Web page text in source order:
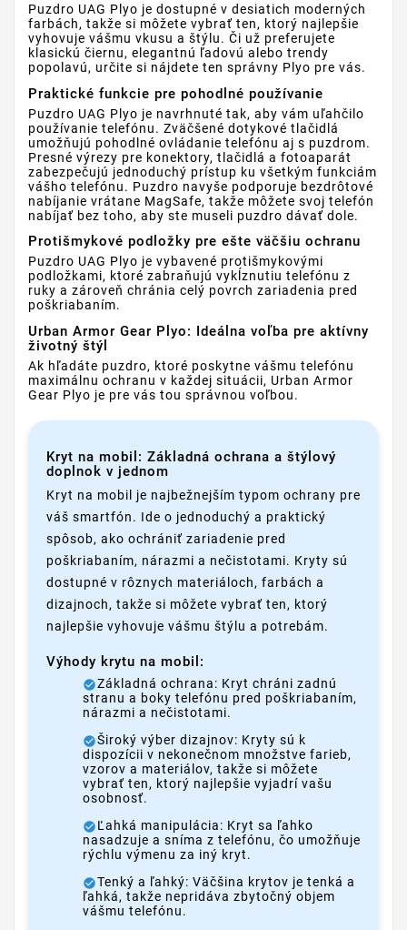
Puzdro UAG Plyo je dostupné v desiatich moderných
farbách, takže si môžete vybrať ten, ktorý najlepšie
vyhovuje vášmu vkusu a štýlu. Či už preferujete
klasickú čiernu, elegantnú ľadovú alebo trendy
popolavú, určite si nájdete ten správny Plyo pre vás.
Praktické funkcie pre pohodlné používanie
Puzdro UAG Plyo je navrhnuté tak, aby vám uľahčilo
používanie telefónu. Zväčšené dotykové tlačidlá
umožňujú pohodlné ovládanie telefónu aj s puzdrom.
Presné výrezy pre konektory, tlačidlá a fotoaparát
zabezpečujú jednoduchý prístup ku všetkým funkciám
vášho telefónu. Puzdro navyše podporuje bezdrôtové
nabíjanie vrátane MagSafe, takže môžete svoj telefón
nabíjať bez toho, aby ste museli puzdro dávať dole.
Protišmykové podložky pre ešte väčšiu ochranu
Puzdro UAG Plyo je vybavené protišmykovými
podložkami, ktoré zabraňujú vykĺznutiu telefónu z
ruky a zároveň chránia celý povrch zariadenia pred
poškriabaním.
Urban Armor Gear Plyo: Ideálna voľba pre aktívny
životný štýl
Ak hľadáte puzdro, ktoré poskytne vášmu telefónu
maximálnu ochranu v každej situácii, Urban Armor
Gear Plyo je pre vás tou správnou voľbou.
Kryt na mobil: Základná ochrana a štýlový
doplnok v jednom
Kryt na mobil je najbežnejším typom ochrany pre
váš smartfón. Ide o jednoduchý a praktický
spôsob, ako ochrániť zariadenie pred
poškriabaním, nárazmi a nečistotami. Kryty sú
dostupné v rôznych materiáloch, farbách a
dizajnoch, takže si môžete vybrať ten, ktorý
najlepšie vyhovuje vášmu štýlu a potrebám.
Výhody krytu na mobil:
Základná ochrana: Kryt chráni zadnú
stranu a boky telefónu pred poškriabaním,
nárazmi a nečistotami.
Široký výber dizajnov: Kryty sú k
dispozícii v nekonečnom množstve farieb,
vzorov a materiálov, takže si môžete
vybrať ten, ktorý najlepšie vyjadrí vašu
osobnosť.
Ľahká manipulácia: Kryt sa ľahko
nasadzuje a sníma z telefónu, čo umožňuje
rýchlu výmenu za iný kryt.
Tenký a ľahký: Väčšina krytov je tenká a
ľahká, takže nepridáva zbytočný objem
vášmu telefónu.